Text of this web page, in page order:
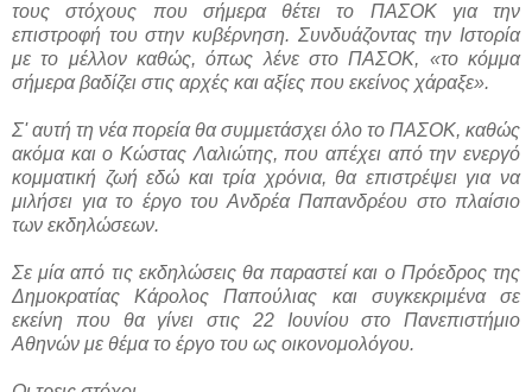
τους στόχους που σήμερα θέτει το ΠΑΣΟΚ για την
επιστροφή του στην κυβέρνηση. Συνδυάζοντας την Ιστορία
με το μέλλον καθώς, όπως λένε στο ΠΑΣΟΚ, «το κόμμα
σήμερα βαδίζει στις αρχές και αξίες που εκείνος χάραξε».
Σ' αυτή τη νέα πορεία θα συμμετάσχει όλο το ΠΑΣΟΚ, καθώς
ακόμα και ο Κώστας Λαλιώτης, που απέχει από την ενεργό
κομματική ζωή εδώ και τρία χρόνια, θα επιστρέψει για να
μιλήσει για το έργο του Ανδρέα Παπανδρέου στο πλαίσιο
των εκδηλώσεων.
Σε μία από τις εκδηλώσεις θα παραστεί και ο Πρόεδρος της
Δημοκρατίας Κάρολος Παπούλιας και συγκεκριμένα σε
εκείνη που θα γίνει στις 22 Ιουνίου στο Πανεπιστήμιο
Αθηνών με θέμα το έργο του ως οικονομολόγου.